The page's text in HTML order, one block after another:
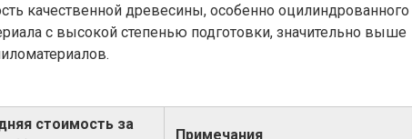
качественной древесины, особенно оцилиндрованного
с высокой степенью подготовки, значительно выше
стоимость за
Примечания